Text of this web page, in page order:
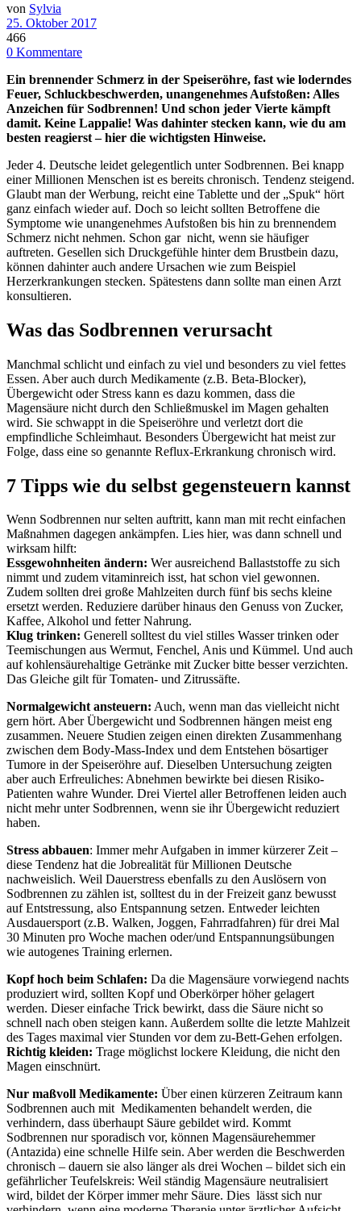
von Sylvia
25. Oktober 2017
466
0 Kommentare
Ein brennender Schmerz in der Speiseröhre, fast wie loderndes
Feuer, Schluckbeschwerden, unangenehmes Aufstoßen: Alles
Anzeichen für Sodbrennen! Und schon jeder Vierte kämpft
damit. Keine Lappalie! Was dahinter stecken kann, wie du am
besten reagierst – hier die wichtigsten Hinweise.
Jeder 4. Deutsche leidet gelegentlich unter Sodbrennen. Bei knapp
einer Millionen Menschen ist es bereits chronisch. Tendenz steigend.
Glaubt man der Werbung, reicht eine Tablette und der „Spuk“ hört
ganz einfach wieder auf. Doch so leicht sollten Betroffene die
Symptome wie unangenehmes Aufstoßen bis hin zu brennendem
Schmerz nicht nehmen. Schon gar nicht, wenn sie häufiger
auftreten. Gesellen sich Druckgefühle hinter dem Brustbein dazu,
können dahinter auch andere Ursachen wie zum Beispiel
Herzerkrankungen stecken. Spätestens dann sollte man einen Arzt
konsultieren.
Was das Sodbrennen verursacht
Manchmal schlicht und einfach zu viel und besonders zu viel fettes
Essen. Aber auch durch Medikamente (z.B. Beta-Blocker),
Übergewicht oder Stress kann es dazu kommen, dass die
Magensäure nicht durch den Schließmuskel im Magen gehalten
wird. Sie schwappt in die Speiseröhre und verletzt dort die
empfindliche Schleimhaut. Besonders Übergewicht hat meist zur
Folge, dass eine so genannte Reflux-Erkrankung chronisch wird.
7 Tipps wie du selbst gegensteuern kannst
Wenn Sodbrennen nur selten auftritt, kann man mit recht einfachen
Maßnahmen dagegen ankämpfen. Lies hier, was dann schnell und
wirksam hilft:
Essgewohnheiten ändern: Wer ausreichend Ballaststoffe zu sich
nimmt und zudem vitaminreich isst, hat schon viel gewonnen.
Zudem sollten drei große Mahlzeiten durch fünf bis sechs kleine
ersetzt werden. Reduziere darüber hinaus den Genuss von Zucker,
Kaffee, Alkohol und fetter Nahrung.
Klug trinken: Generell solltest du viel stilles Wasser trinken oder
Teemischungen aus Wermut, Fenchel, Anis und Kümmel. Und auch
auf kohlensäurehaltige Getränke mit Zucker bitte besser verzichten.
Das Gleiche gilt für Tomaten- und Zitrussäfte.
Normalgewicht ansteuern: Auch, wenn man das vielleicht nicht
gern hört. Aber Übergewicht und Sodbrennen hängen meist eng
zusammen. Neuere Studien zeigen einen direkten Zusammenhang
zwischen dem Body-Mass-Index und dem Entstehen bösartiger
Tumore in der Speiseröhre auf. Dieselben Untersuchung zeigten
aber auch Erfreuliches: Abnehmen bewirkte bei diesen Risiko-
Patienten wahre Wunder. Drei Viertel aller Betroffenen leiden auch
nicht mehr unter Sodbrennen, wenn sie ihr Übergewicht reduziert
haben.
Stress abbauen: Immer mehr Aufgaben in immer kürzerer Zeit –
diese Tendenz hat die Jobrealität für Millionen Deutsche
nachweislich. Weil Dauerstress ebenfalls zu den Auslösern von
Sodbrennen zu zählen ist, solltest du in der Freizeit ganz bewusst
auf Entstressung, also Entspannung setzen. Entweder leichten
Ausdauersport (z.B. Walken, Joggen, Fahrradfahren) für drei Mal
30 Minuten pro Woche machen oder/und Entspannungsübungen
wie autogenes Training erlernen.
Kopf hoch beim Schlafen: Da die Magensäure vorwiegend nachts
produziert wird, sollten Kopf und Oberkörper höher gelagert
werden. Dieser einfache Trick bewirkt, dass die Säure nicht so
schnell nach oben steigen kann. Außerdem sollte die letzte Mahlzeit
des Tages maximal vier Stunden vor dem zu-Bett-Gehen erfolgen.
Richtig kleiden: Trage möglichst lockere Kleidung, die nicht den
Magen einschnürt.
Nur maßvoll Medikamente: Über einen kürzeren Zeitraum kann
Sodbrennen auch mit Medikamenten behandelt werden, die
verhindern, dass überhaupt Säure gebildet wird. Kommt
Sodbrennen nur sporadisch vor, können Magensäurehemmer
(Antazida) eine schnelle Hilfe sein. Aber werden die Beschwerden
chronisch – dauern sie also länger als drei Wochen – bildet sich ein
gefährlicher Teufelskreis: Weil ständig Magensäure neutralisiert
wird, bildet der Körper immer mehr Säure. Dies lässt sich nur